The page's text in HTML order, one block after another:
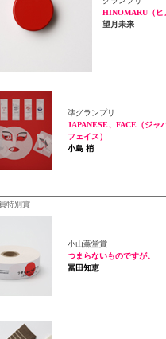
HINOMARU（ヒ
望月未来
準グランプリ
JAPANESE、FACE（ジャ
フェイス）
小島 梢
特別賞
小山薫堂賞
つまらないものですが。
冨田知恵